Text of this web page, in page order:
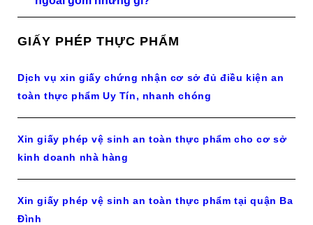
GIẤY PHÉP THỰC PHẨM
Dịch vụ xin giấy chứng nhận cơ sở đủ điều kiện an
toàn thực phẩm Uy Tín, nhanh chóng
Xin giấy phép vệ sinh an toàn thực phẩm cho cơ sở
kinh doanh nhà hàng
Xin giấy phép vệ sinh an toàn thực phẩm tại quận Ba
Đình